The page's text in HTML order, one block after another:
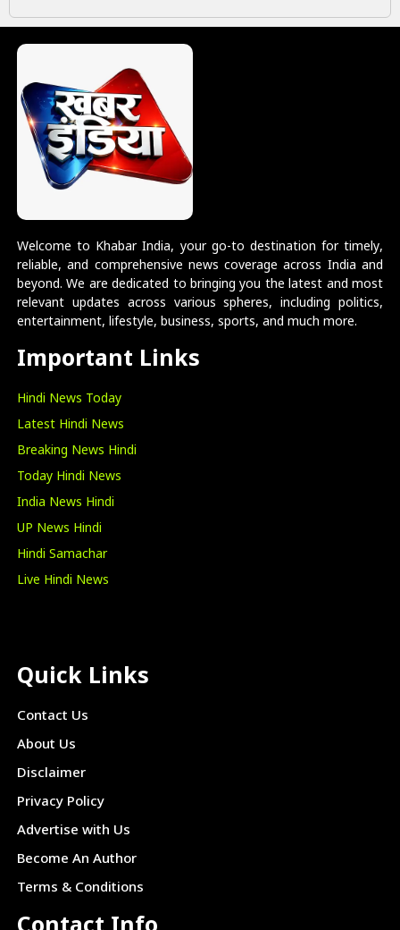
Welcome to Khabar India, your go-to destination for timely,
reliable, and comprehensive news coverage across India and
beyond. We are dedicated to bringing you the latest and most
relevant updates across various spheres, including politics,
entertainment, lifestyle, business, sports, and much more.
Important Links
Hindi News Today
Latest Hindi News
Breaking News Hindi
Today Hindi News
India News Hindi
UP News Hindi
Hindi Samachar
Live Hindi News
Quick Links
Contact Us
About Us
Disclaimer
Privacy Policy
Advertise with Us
Become An Author
Terms & Conditions